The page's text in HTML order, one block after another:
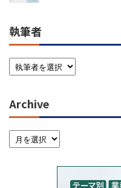
執筆者
Archive